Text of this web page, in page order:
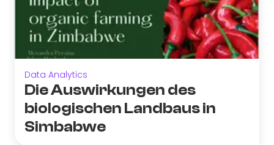
Data Analytics
Die Auswirkungen des
biologischen Landbaus in
Simbabwe